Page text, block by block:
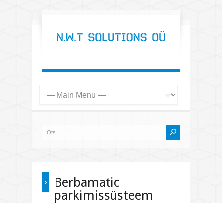
Berbamatic
parkimissüsteem